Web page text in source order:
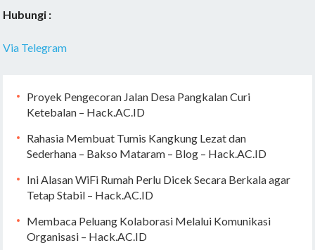
Hubungi :
Via Telegram
Proyek Pengecoran Jalan Desa Pangkalan Curi
Ketebalan – Hack.AC.ID
Rahasia Membuat Tumis Kangkung Lezat dan
Sederhana – Bakso Mataram – Blog – Hack.AC.ID
Ini Alasan WiFi Rumah Perlu Dicek Secara Berkala agar
Tetap Stabil – Hack.AC.ID
Membaca Peluang Kolaborasi Melalui Komunikasi
Organisasi – Hack.AC.ID